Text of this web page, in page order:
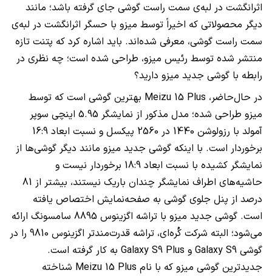
اثرانگشت در لبه‌ی سمت راست گوشی جای گرفته باشد؛ مانند
دیگر محصولاتی که اخیراً توسط میزو با حسگر اثرانگشت در لبه‌ی
سمت راست گوشی، معرفی شده‌اند. باید اشاره کرد که پتنت تازه
منتشر شده توسط رئیس میزو، طراحی شده است؛ چه نظری در
رابطه با گوشی جدید میزو دارید؟
در حال‌حاضر، Meizu 15 Plus بهترین گوشی است که توسط
میزو طراحی شده؛ مدل مذکور از نمایشگر 5.95 اینچی سوپر
آمولد با رزولوشن 1440 در 2560 پیکسل و نسبت ابعاد 16:9
برخوردار است. با اینکه گوشی جدید میزو مانند دیگر گوشی‌ها از
نمایشگر کشیده با نسبت ابعاد 18:9 برخوردار نیست و
حاشیه‌های اطراف نمایشگر چندان باریک نیستند، بیشتر از 81
درصد از پنل جلوی گوشی به صفحه‌نمایش اختصاص یافته
است. گوشی جدید میزو با تراشه اگزینوس 8895 سامسونگ ارائه
می‌شود؛ البته شرکت کُره‌ای، تراشه قدرت‌مندتر اگزینوس 9810 را در
گوشی Galaxy S9 و Galaxy S9 Plus به کار گرفته است.
جدیدترین گوشی میزو که با نام Meizu 15 Plus شناخته